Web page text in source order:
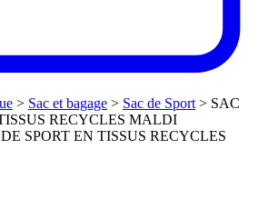
> Sac et bagage > Sac de Sport> SAC
RECYCLES MALDI
SPORT EN TISSUS RECYCLES